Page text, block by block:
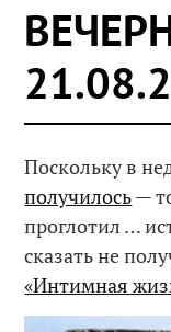
Поскольку в
получилось—
проглотил …
сказать не
«Интимная